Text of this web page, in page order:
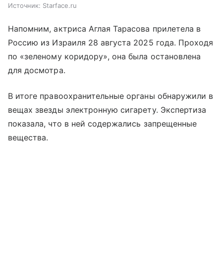
Источник: Starface.ru
Напомним, актриса Аглая Тарасова прилетела в
Россию из Израиля 28 августа 2025 года. Проходя
по «зеленому коридору», она была остановлена
для досмотра.
В итоге правоохранительные органы обнаружили в
вещах звезды электронную сигарету. Экспертиза
показала, что в ней содержались запрещенные
вещества.